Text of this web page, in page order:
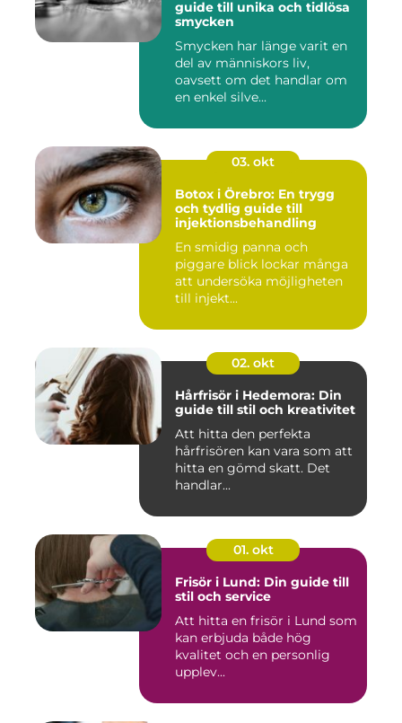
guide till unika och tidlösa
smycken
Smycken har länge varit en
del av människors liv,
oavsett om det handlar om
en enkel silve...
03. okt
Botox i Örebro: En trygg
och tydlig guide till
injektionsbehandling
En smidig panna och
piggare blick lockar många
att undersöka möjligheten
till injekt...
02. okt
Hårfrisör i Hedemora: Din
guide till stil och kreativitet
Att hitta den perfekta
hårfrisören kan vara som att
hitta en gömd skatt. Det
handlar...
01. okt
Frisör i Lund: Din guide till
stil och service
Att hitta en frisör i Lund som
kan erbjuda både hög
kvalitet och en personlig
upplev...